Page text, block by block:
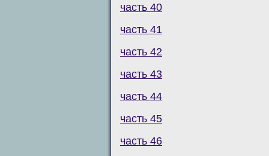
часть 40
часть 41
часть 42
часть 43
часть 44
часть 45
часть 46